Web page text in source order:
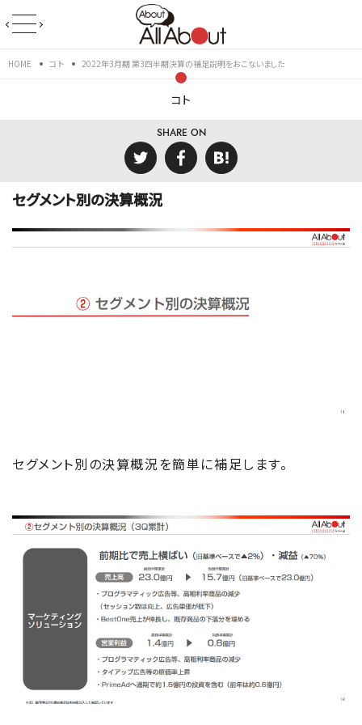
HOME コト 2022年3月期 第3四半期決算の補足説明をおこないました
コト
SHARE ON
セグメント別の決算概況
セグメント別の決算概況を簡単に補足します。